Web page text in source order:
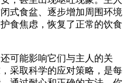
式食盆、逐步增加周围环境
食焦虑，恢复了正常的饮食
可能影响它们与主人的关
采取科学的应对策略，是每